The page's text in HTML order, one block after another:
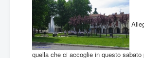
quella che ci accoglie in questo sabato